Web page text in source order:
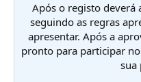
Após o registo deverá
seguindo as regras
apresentar. Após a
pronto para participar
sua